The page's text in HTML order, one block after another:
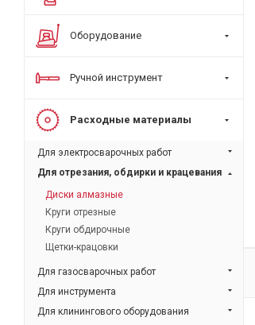
2.5 (0)
2.8 (
3.2 (0 )
3.6 (0)
3.8 (0)
Оборудование
Ручной инструмент
Расходные материалы
Для электросварочных работ
Для отрезания, обдирки и крацевания
Диски алмазные
Круги отрезные
Круги обдирочные
Щетки-крацовки
Для газосварочных работ
Для инструмента
Для клинингового оборудования